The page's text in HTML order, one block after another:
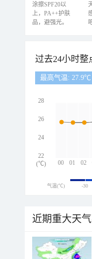
涂擦SPF20以
上，PA++护肤
品，避强光。
过去24小时整
最高气温:
00 01 02
28
26
24
22
(℃)
气温(℃) -30
近期重大天